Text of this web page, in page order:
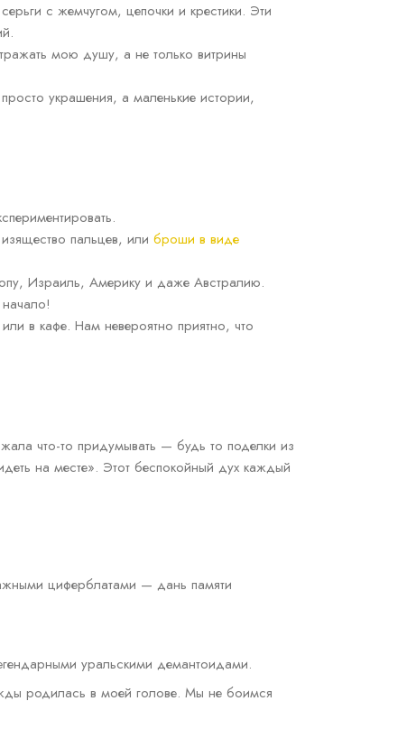
с жемчугом, цепочки и крестики. Эти
мою душу, а не только витрины
украшения, а маленькие истории,
пальцев, или броши в виде
Израиль, Америку и даже Австралию.
в кафе. Нам невероятно приятно, что
что-то придумывать — будь то поделки из
на месте». Этот беспокойный дух каждый
циферблатами — дань памяти
уральскими демантоидами.
родилась в моей голове. Мы не боимся